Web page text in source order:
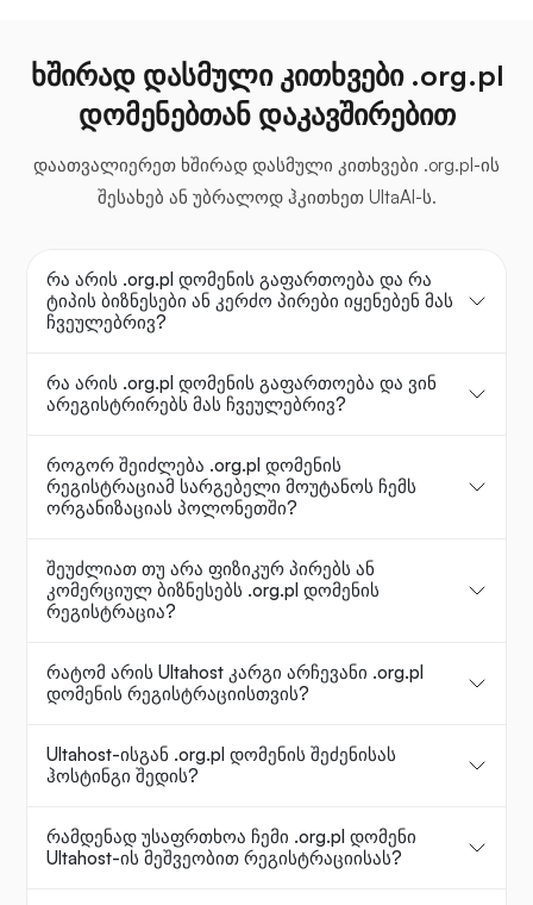
ხშირად დასმული კითხვები .org.pl
დომენებთან დაკავშირებით
დაათვალიერეთ ხშირად დასმული კითხვები .org.pl-ის
შესახებ ან უბრალოდ ჰკითხეთ UltaAI-ს.
რა არის .org.pl დომენის გაფართოება და რა
ტიპის ბიზნესები ან კერძო პირები იყენებენ მას
ჩვეულებრივ?
რა არის .org.pl დომენის გაფართოება და ვინ
არეგისტრირებს მას ჩვეულებრივ?
როგორ შეიძლება .org.pl დომენის
რეგისტრაციამ სარგებელი მოუტანოს ჩემს
ორგანიზაციას პოლონეთში?
შეუძლიათ თუ არა ფიზიკურ პირებს ან
კომერციულ ბიზნესებს .org.pl დომენის
რეგისტრაცია?
რატომ არის Ultahost კარგი არჩევანი .org.pl
დომენის რეგისტრაციისთვის?
Ultahost-ისგან .org.pl დომენის შეძენისას
ჰოსტინგი შედის?
რამდენად უსაფრთხოა ჩემი .org.pl დომენი
Ultahost-ის მეშვეობით რეგისტრაციისას?